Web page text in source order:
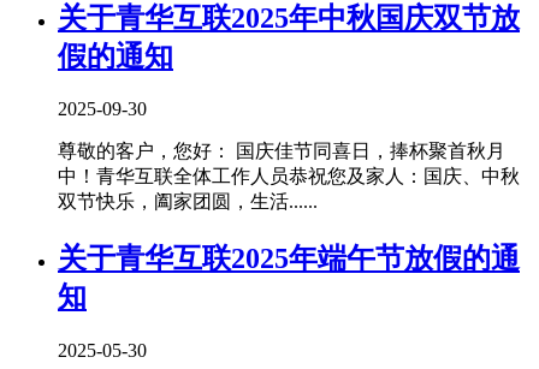
关于青华互联2025年中秋国庆双节放
假的通知
2025-09-30
尊敬的客户，您好： 国庆佳节同喜日，捧杯聚首秋月
中！青华互联全体工作人员恭祝您及家人：国庆、中秋
双节快乐，阖家团圆，生活......
关于青华互联2025年端午节放假的通
知
2025-05-30